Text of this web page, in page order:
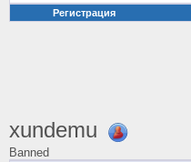
Регистрация
xundemu
Banned